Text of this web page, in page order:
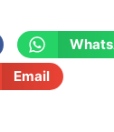
Email